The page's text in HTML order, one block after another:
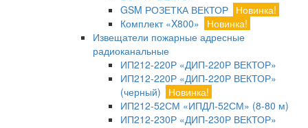
GSM РОЗЕТКА ВЕКТОР Новинка!
Комплект «X800»
Новинка!
Извещатели пожарные адресные
радиоканальные
ИП212-220Р «ДИП-220Р ВЕКТОР»
ИП212-220Р «ДИП-220Р ВЕКТОР»
(черный)
Новинка!
ИП212-52СМ «ИПДЛ-52СМ» (8-80 м)
ИП212-230Р «ДИП-230Р ВЕКТОР»